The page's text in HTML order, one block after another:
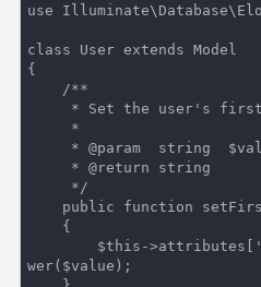
use Illuminate\ Database\
class User extends
Model
{
/**
     *
@param
string
     *
@return string
     */
public
function
{
$this ->attributes[
wer($value);